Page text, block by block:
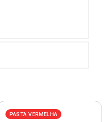
PASTA VERMELHA